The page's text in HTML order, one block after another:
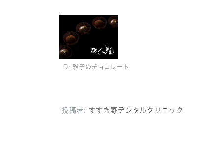
Dr.雅子のチョコレート
投稿者: すすき野デンタルクリニック